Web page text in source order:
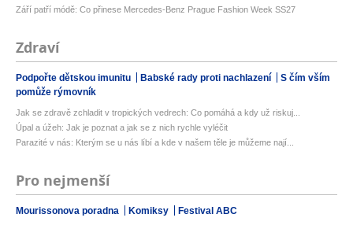
Září patří módě: Co přinese Mercedes-Benz Prague Fashion Week SS27
Zdraví
Podpořte dětskou imunitu Babské rady proti nachlazení
S čím vším
pomůže rýmovník
Jak se zdravě zchladit v tropických vedrech: Co pomáhá a kdy už riskuj...
Úpal a úžeh: Jak je poznat a jak se z nich rychle vyléčit
Parazité v nás: Kterým se u nás líbí a kde v našem těle je můžeme nají...
Pro nejmenší
Mourissonova poradna Komiksy Festival ABC